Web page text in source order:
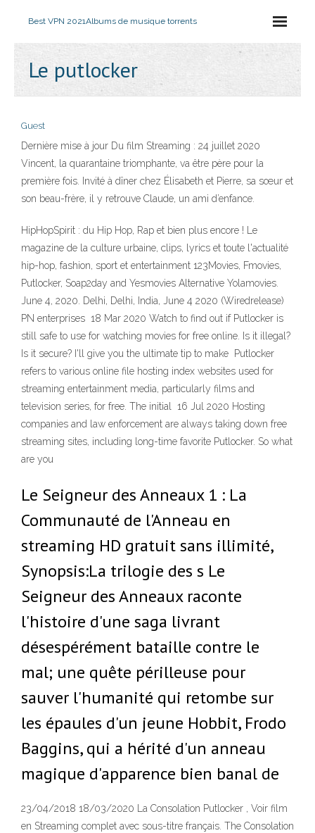
Best VPN 2021Albums de musique torrents
Le putlocker
Guest
Dernière mise à jour Du film Streaming : 24 juillet 2020
Vincent, la quarantaine triomphante, va être père pour la
première fois. Invité à dîner chez Élisabeth et Pierre, sa sœur et
son beau-frère, il y retrouve Claude, un ami d’enfance.
HipHopSpirit : du Hip Hop, Rap et bien plus encore ! Le
magazine de la culture urbaine, clips, lyrics et toute l'actualité
hip-hop, fashion, sport et entertainment 123Movies, Fmovies,
Putlocker, Soap2day and Yesmovies Alternative Yolamovies.
June 4, 2020. Delhi, Delhi, India, June 4 2020 (Wiredrelease)
PN enterprises 18 Mar 2020 Watch to find out if Putlocker is
still safe to use for watching movies for free online. Is it illegal?
Is it secure? I'll give you the ultimate tip to make Putlocker
refers to various online file hosting index websites used for
streaming entertainment media, particularly films and
television series, for free. The initial 16 Jul 2020 Hosting
companies and law enforcement are always taking down free
streaming sites, including long-time favorite Putlocker. So what
are you
Le Seigneur des Anneaux 1 : La
Communauté de l'Anneau en
streaming HD gratuit sans illimité,
Synopsis:La trilogie des s Le
Seigneur des Anneaux raconte
l'histoire d'une saga livrant
désespérément bataille contre le
mal; une quête périlleuse pour
sauver l'humanité qui retombe sur
les épaules d'un jeune Hobbit, Frodo
Baggins, qui a hérité d'un anneau
magique d'apparence bien banal de
23/04/2018 18/03/2020 La Consolation Putlocker , Voir film
en Streaming complet avec sous-titre français. The Consolation